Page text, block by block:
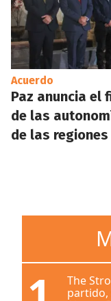
Acuerdo
Paz anuncia el
de las
de las
The
partido,